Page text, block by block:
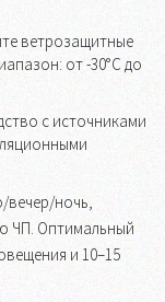
ветрозащитные
от -30°C до
с источниками
вечер/ночь,
ЧП. Оптимальный
и 10–15